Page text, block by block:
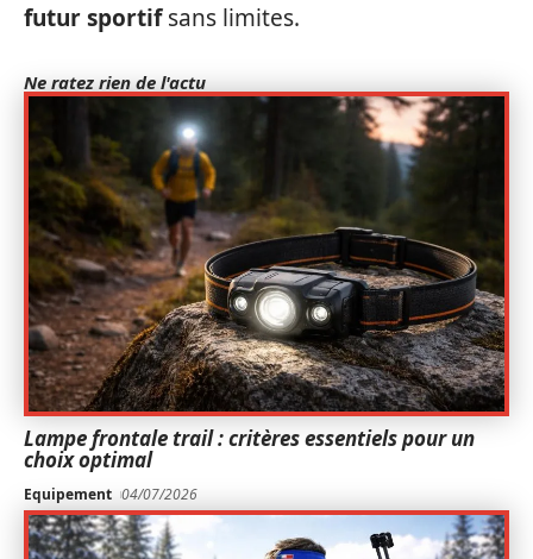
futur sportifsans limites.
Ne ratez rien de l'actu
Lampe frontale trail : critères essentiels pour un
choix optimal
Equipement 04/07/2026